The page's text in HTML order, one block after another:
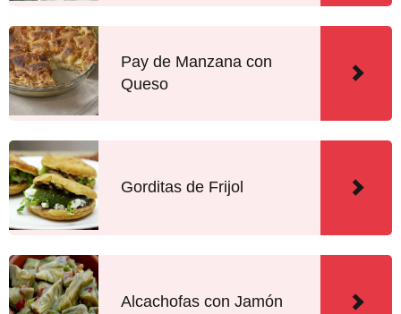
Pay de Manzana con
Queso
Gorditas de Frijol
Alcachofas con Jamón